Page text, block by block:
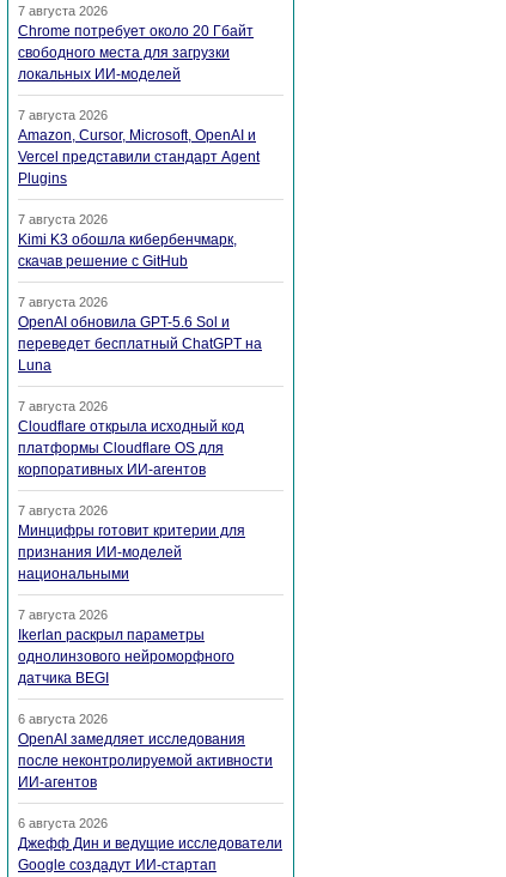
7 августа 2026
Chrome потребует около 20 Гбайт
свободного места для загрузки
локальных ИИ-моделей
7 августа 2026
Amazon, Cursor, Microsoft, OpenAI и
Vercel представили стандарт Agent
Plugins
7 августа 2026
Kimi K3 обошла кибербенчмарк,
скачав решение с GitHub
7 августа 2026
OpenAI обновила GPT-5.6 Sol и
переведет бесплатный ChatGPT на
Luna
7 августа 2026
Cloudflare открыла исходный код
платформы Cloudflare OS для
корпоративных ИИ-агентов
7 августа 2026
Минцифры готовит критерии для
признания ИИ-моделей
национальными
7 августа 2026
Ikerlan раскрыл параметры
однолинзового нейроморфного
датчика BEGI
6 августа 2026
OpenAI замедляет исследования
после неконтролируемой активности
ИИ-агентов
6 августа 2026
Джефф Дин и ведущие исследователи
Google создадут ИИ-стартап